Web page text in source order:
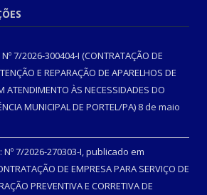
7/2026-300404-I (CONTRATAÇÃO DE
E REPARAÇÃO DE APARELHOS DE
ATENDIMENTO ÀS NECESSIDADES DO
MUNICIPAL DE PORTEL/PA) 8 de maio
7/2026-270303-I, publicado em
DE EMPRESA PARA SERVIÇO DE
PREVENTIVA E CORRETIVA DE